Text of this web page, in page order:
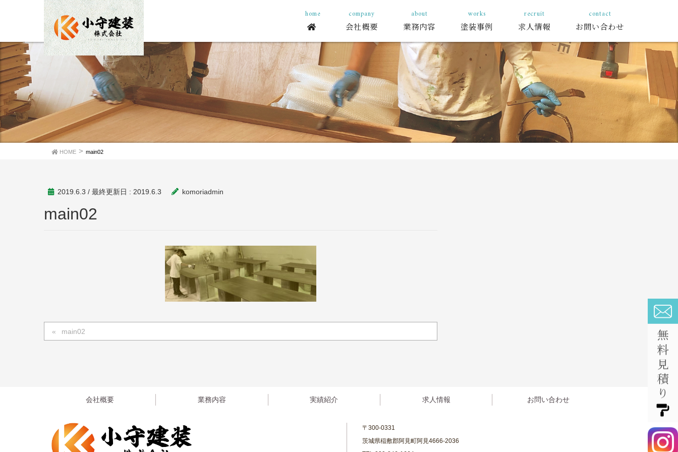
会社概要 業務内容 塗装事例 求人情報 お問い合わせ
HOME main02
2019.6.3 / 最終更新日 : 2019.6.3 komoriadmin
main02
main02
会社概要 業務内容 実績紹介 求人情報 お問い合わせ
〒300-0331
茨城県稲敷郡阿見町阿見4666-2036